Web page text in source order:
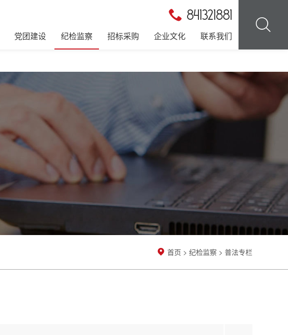
841321881
党团建设 纪检监察 招标采购 企业文化 联系我们
首页 > 纪检监察 > 普法专栏